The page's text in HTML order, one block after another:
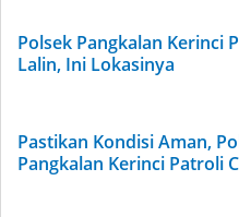
Polsek Pangkalan Kerinci
Lalin, Ini Lokasinya
Pastikan Kondisi Aman,
Pangkalan Kerinci Patroli